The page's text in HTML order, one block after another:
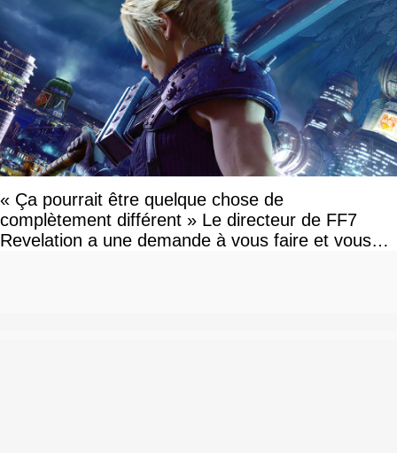
« Ça pourrait être quelque chose de
complètement différent » Le directeur de FF7
Revelation a une demande à vous faire et vous